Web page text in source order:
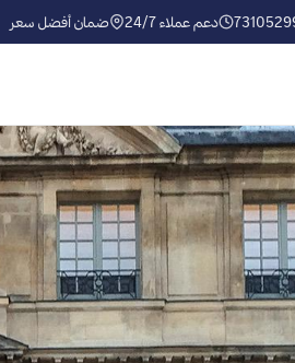
دعم عملاء 24/7 ضمان أفضل سعر